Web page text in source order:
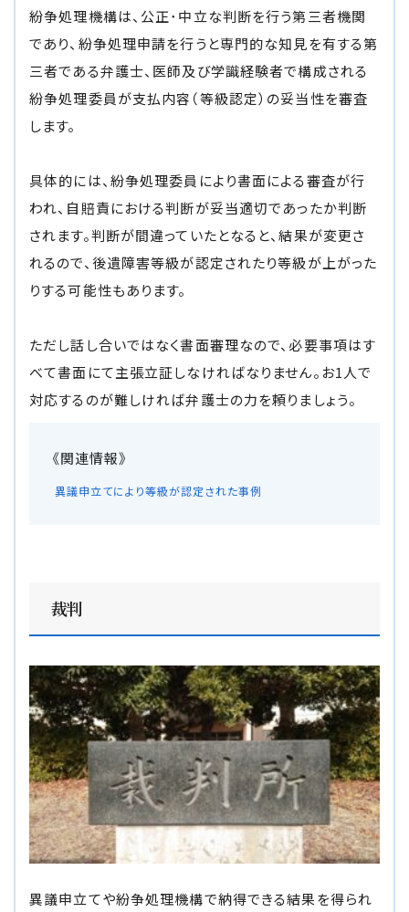
紛争処理機構は、公正･中立な判断を行う第三者機関
であり、紛争処理申請を行うと専門的な知見を有する第
三者である弁護士、医師及び学識経験者で構成される
紛争処理委員が支払内容（等級認定）の妥当性を審査
します。
具体的には、紛争処理委員により書面による審査が行
われ、自賠責における判断が妥当適切であったか判断
されます。判断が間違っていたとなると、結果が変更さ
れるので、後遺障害等級が認定されたり等級が上がった
りする可能性もあります。
ただし話し合いではなく書面審理なので、必要事項はす
べて書面にて主張立証しなければなりません。お1人で
対応するのが難しければ弁護士の力を頼りましょう。
異議申立てにより等級が認定された事例
裁判
異議申立てや紛争処理機構で納得できる結果を得られ